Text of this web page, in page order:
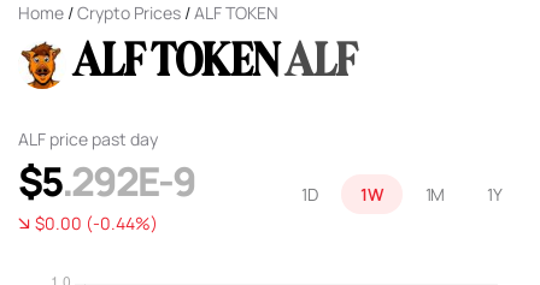
Home /Crypto Prices /ALF TOKEN
ALF TOKENALF
1D 1W 1M 1Y
ALF price past day
$5.292E-9
$0.00 (-0.44%)